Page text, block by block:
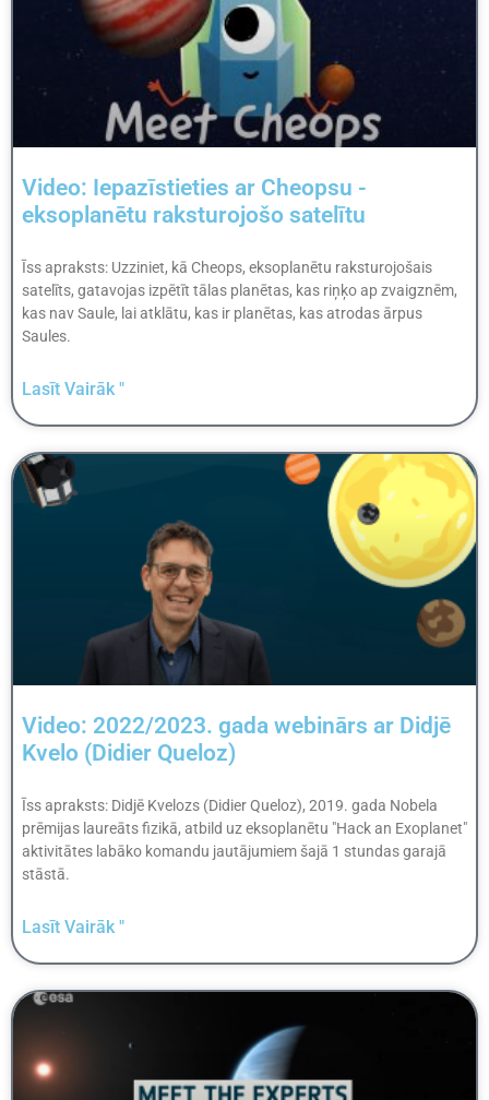
Video: Iepazīstieties ar Cheopsu -
eksoplanētu raksturojošo satelītu
Īss apraksts: Uzziniet, kā Cheops, eksoplanētu raksturojošais
satelīts, gatavojas izpētīt tālas planētas, kas riņķo ap zvaigznēm,
kas nav Saule, lai atklātu, kas ir planētas, kas atrodas ārpus
Saules.
Lasīt Vairāk "
Video: 2022/2023. gada webinārs ar Didjē
Kvelo (Didier Queloz)
Īss apraksts: Didjē Kvelozs (Didier Queloz), 2019. gada Nobela
prēmijas laureāts fizikā, atbild uz eksoplanētu "Hack an Exoplanet"
aktivitātes labāko komandu jautājumiem šajā 1 stundas garajā
stāstā.
Lasīt Vairāk "